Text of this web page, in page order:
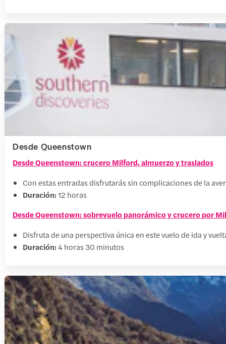
Desde Queenstown
Desde Queenstown: crucero Milford, almuerzo y traslados
Con estas entradas disfrutarás sin complicaciones de la
Duración:12 horas
Desde Queenstown: sobrevuelo panorámico y crucero por
Disfruta de una perspectiva única en este vuelo de ida y
Duración:4 horas 30 minutos